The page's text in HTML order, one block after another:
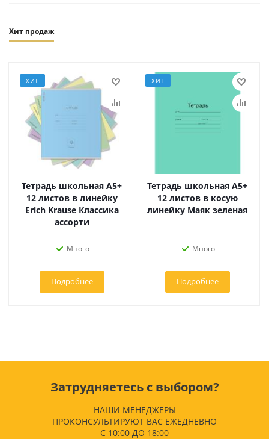
Хит продаж
ХИТ
Тетрадь школьная А5+
12 листов в линейку
Erich Krause Классика
ассорти
Много
Подробнее
ХИТ
Тетрадь школьная А5+
12 листов в косую
линейку Маяк зеленая
Много
Подробнее
Затрудняетесь с выбором?
НАШИ МЕНЕДЖЕРЫ
ПРОКОНСУЛЬТИРУЮТ ВАС ЕЖЕДНЕВНО
С 10:00 ДО 18:00